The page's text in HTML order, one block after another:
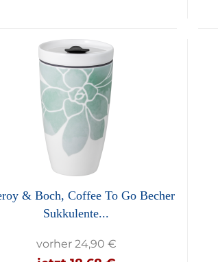
& Boch, Coffee To Go Becher
Sukkulente...
vorher 24,90 €